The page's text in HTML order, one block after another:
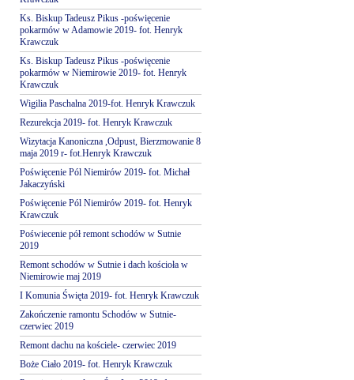
Ks. Biskup Tadeusz Pikus -poświęcenie
pokarmów w Adamowie 2019- fot. Henryk
Krawczuk
Ks. Biskup Tadeusz Pikus -poświęcenie
pokarmów w Niemirowie 2019- fot. Henryk
Krawczuk
Wigilia Paschalna 2019-fot. Henryk Krawczuk
Rezurekcja 2019- fot. Henryk Krawczuk
Wizytacja Kanoniczna ,Odpust, Bierzmowanie 8
maja 2019 r- fot.Henryk Krawczuk
Poświęcenie Pól Niemirów 2019- fot. Michał
Jakaczyński
Poświęcenie Pól Niemirów 2019- fot. Henryk
Krawczuk
Poświecenie pół remont schodów w Sutnie
2019
Remont schodów w Sutnie i dach kościoła w
Niemirowie maj 2019
I Komunia Święta 2019- fot. Henryk Krawczuk
Zakończenie ramontu Schodów w Sutnie-
czerwiec 2019
Remont dachu na kościele- czerwiec 2019
Boże Ciało 2019- fot. Henryk Krawczuk